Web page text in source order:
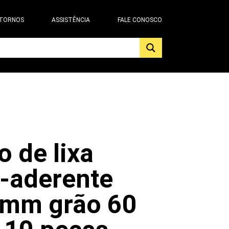
ASSISTÊNCIA FALE CONOSCO
de lixa
aderente
grão 60